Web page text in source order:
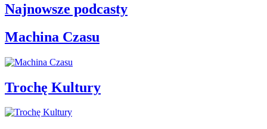
Najnowsze podcasty
Machina Czasu
Trochę Kultury